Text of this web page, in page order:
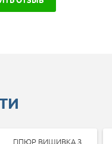
ГІПЮР ВИШИВКА З